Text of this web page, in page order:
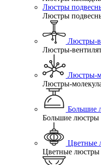
Люстры
Люстры
Люстры-
Люстры-
Люстры-
Люстры-
Большие
Большие люстры
Цветные
Цветные люстры